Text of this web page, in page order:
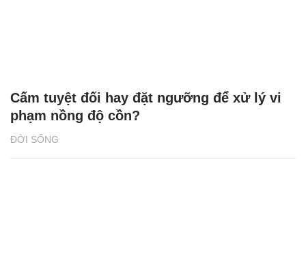
ĐỜI SỐNG
Cấm tuyệt đối hay đặt ngưỡng để xử lý vi
phạm nồng độ cồn?